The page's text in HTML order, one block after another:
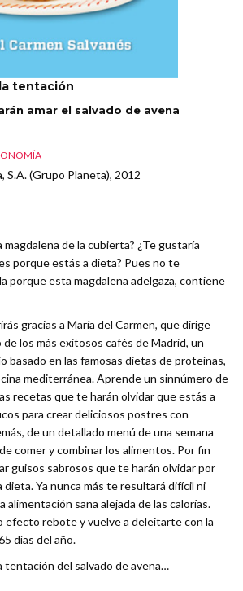
tentación
amar el salvado de avena
S.A. (Grupo Planeta), 2012
de la cubierta? ¿Te gustaría
porque estás a dieta? Pues no te
porque esta magdalena adelgaza, contiene
gracias a María del Carmen, que dirige
los más exitosos cafés de Madrid, un
basado en las famosas dietas de proteínas,
mediterránea. Aprende un sinnúmero de
recetas que te harán olvidar que estás a
para crear deliciosos postres con
de un detallado menú de una semana
comer y combinar los alimentos. Por fin
guisos sabrosos que te harán olvidar por
Ya nunca más te resultará difícil ni
alimentación sana alejada de las calorías.
efecto rebote y vuelve a deleitarte con la
días del año.
tentación del salvado de avena…